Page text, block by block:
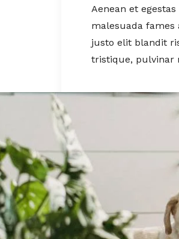
Aenean et
malesuada fames
justo elit blandit
tristique, pulvinar